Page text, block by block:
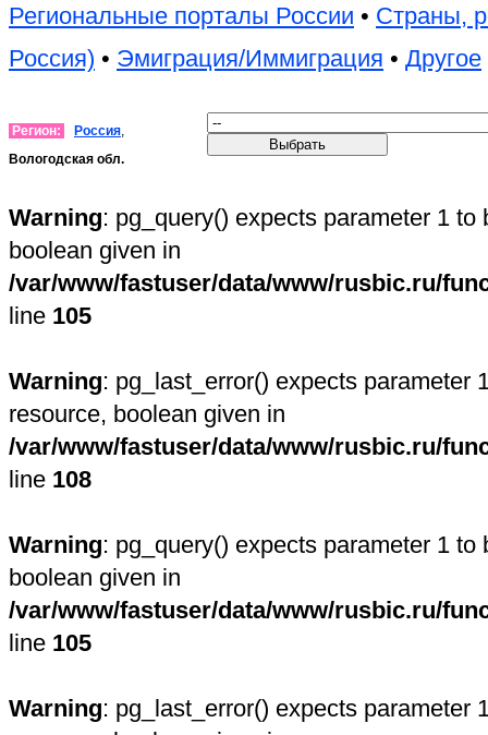
Региональные порталы России • Страны,
Россия) • Эмиграция/Иммиграция • Другое
Регион: Россия,
Вологодская обл.
Warning: pg_query() expects parameter 1 to
boolean given in
/var/www/fastuser/data/www/rusbic.ru/
line 105
Warning: pg_last_error() expects parameter
resource, boolean given in
/var/www/fastuser/data/www/rusbic.ru/
line 108
Warning: pg_query() expects parameter 1 to
boolean given in
/var/www/fastuser/data/www/rusbic.ru/
line 105
Warning: pg_last_error() expects parameter